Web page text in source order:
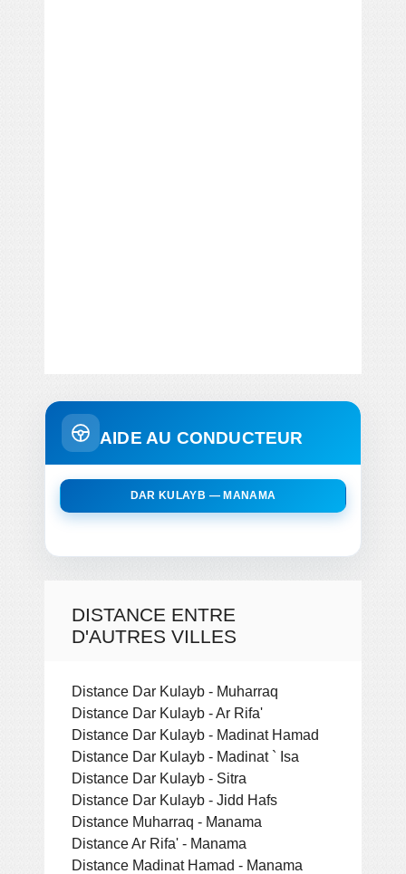
AIDE AU CONDUCTEUR
DAR KULAYB — MANAMA
DISTANCE ENTRE
D'AUTRES VILLES
Distance Dar Kulayb - Muharraq
Distance Dar Kulayb - Ar Rifa'
Distance Dar Kulayb - Madinat Hamad
Distance Dar Kulayb - Madinat ` Isa
Distance Dar Kulayb - Sitra
Distance Dar Kulayb - Jidd Hafs
Distance Muharraq - Manama
Distance Ar Rifa' - Manama
Distance Madinat Hamad - Manama